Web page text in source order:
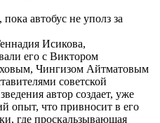
автобус не уполз за
Исикова,
его с Виктором
Чингизом Айтматовым
советской
автор создает, уже
опыт, что привносит в его
где проскальзывающая